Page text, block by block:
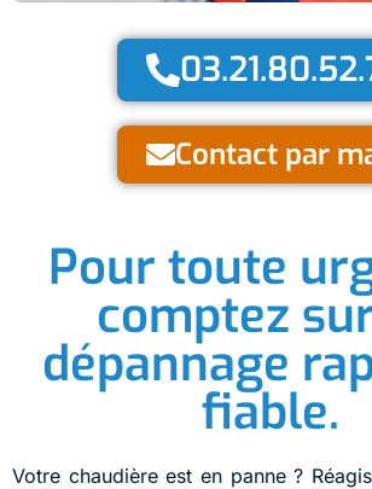
Contact par
Pour toute
comptez
dépannage
fiable.
Votre chaudière est en panne ?